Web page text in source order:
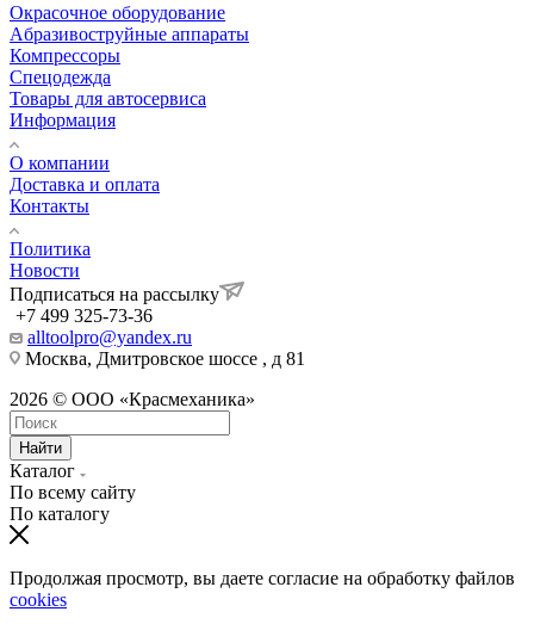
Окрасочное оборудование
Aбразивоструйные аппараты
Компрессоры
Спецодежда
Товары для автосервиса
Информация
О компании
Доставка и оплата
Контакты
Политика
Новости
Подписаться на рассылку
+7 499 325-73-36
alltoolpro@yandex.ru
Москва, Дмитровское шоссе , д 81
2026 © ООО «Красмеханика»
Найти
Каталог
По всему сайту
По каталогу
Продолжая просмотр, вы даете согласие на обработку файлов
cookies